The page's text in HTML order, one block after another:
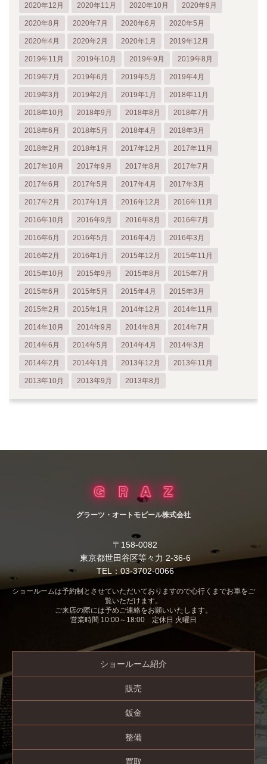
2020年12月 2020年11月 2020年10月 2020年9月
2020年8月 2020年7月 2020年6月 2020年5月
2020年4月 2020年2月 2020年1月 2019年12月
2019年11月 2019年10月 2019年9月 2019年8月
2019年7月 2019年6月 2019年5月 2019年4月
2019年3月 2019年2月 2019年1月 2018年11月
2018年10月 2018年9月 2018年8月 2018年7月
2018年6月 2018年5月 2018年4月 2018年3月
2018年2月 2018年1月 2017年12月 2017年11月
2017年10月 2017年9月 2017年8月 2017年7月
2017年6月 2017年5月 2017年4月 2017年3月
2017年2月 2017年1月 2016年12月 2016年11月
2016年10月 2016年9月 2016年8月 2016年7月
2016年6月 2016年5月 2016年4月 2016年3月
2016年2月 2016年1月 2015年12月 2015年11月
2015年10月 2015年9月 2015年8月 2015年7月
2015年6月 2015年5月 2015年4月 2015年3月
2015年2月 2015年1月 2014年12月 2014年11月
2014年10月 2014年9月 2014年8月 2014年7月
2014年6月 2014年5月 2014年4月 2014年3月
2014年2月 2014年1月 2013年12月 2013年11月
2013年10月 2013年9月 2013年8月
グラーツ・オートモビール株式会社
〒158-0082
東京都世田谷区等々力 2-36-6
TEL：03-3702-0066
ショールームは予約制とさせていただいておりますので心行くまでお車をご
覧いただけます。
ご来店の際には予めご連絡をお願いいたします。
営業時間 10:00～18:00 定休日 火曜日
ショールーム紹介
販売
鈑金
整備
買取